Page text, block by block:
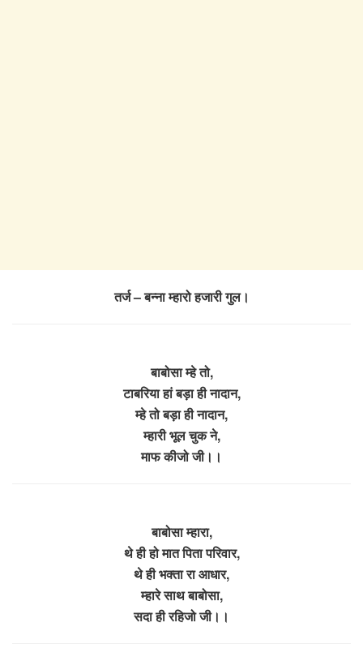
तर्ज – बन्ना म्हारो हजारी गुल।
बाबोसा म्हे तो,
टाबरिया हां बड़ा ही नादान,
म्हे तो बड़ा ही नादान,
म्हारी भूल चुक ने,
माफ कीजो जी।।
बाबोसा म्हारा,
थे ही हो मात पिता परिवार,
थे ही भक्ता रा आधार,
म्हारे साथ बाबोसा,
सदा ही रहिजो जी।।